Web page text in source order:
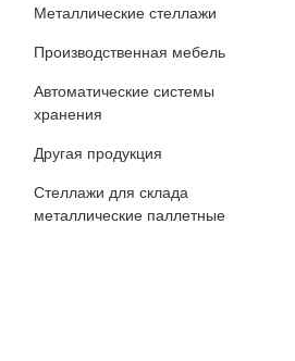
Металлические стеллажи
Производственная мебель
Автоматические системы
хранения
Другая продукция
Стеллажи для склада
металлические паллетные